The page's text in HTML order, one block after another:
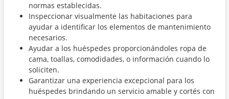
normas establecidas.
Inspeccionar visualmente las habitaciones para
ayudar a identificar los elementos de mantenimiento
necesarios.
Ayudar a los huéspedes proporcionándoles ropa de
cama, toallas, comodidades, o información cuando lo
soliciten.
Garantizar una experiencia excepcional para los
huéspedes brindando un servicio amable y cortés con